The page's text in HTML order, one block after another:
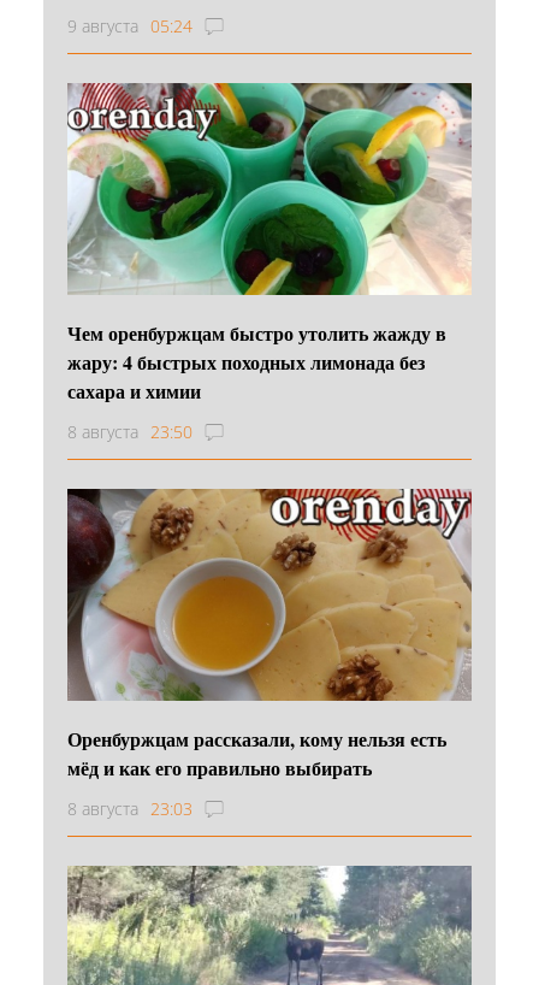
9 августа 05:24
Чем оренбуржцам быстро утолить жажду в
жару: 4 быстрых походных лимонада без
сахара и химии
8 августа 23:50
Оренбуржцам рассказали, кому нельзя есть
мёд и как его правильно выбирать
8 августа 23:03